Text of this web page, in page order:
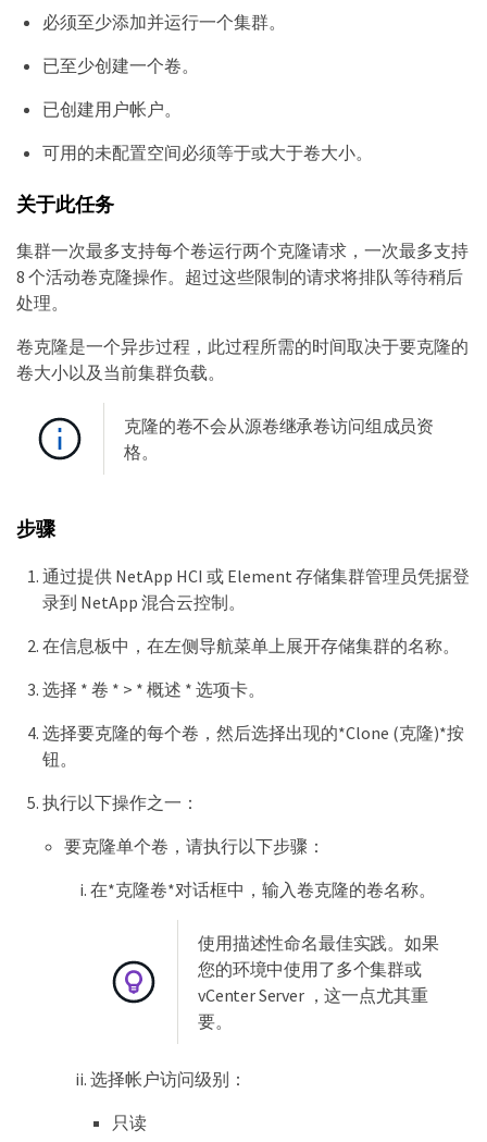
必须至少添加并运行一个集群。
已至少创建一个卷。
已创建用户帐户。
可用的未配置空间必须等于或大于卷大小。
关于此任务
集群一次最多支持每个卷运行两个克隆请求，一次最多支持
8 个活动卷克隆操作。超过这些限制的请求将排队等待稍后
处理。
卷克隆是一个异步过程，此过程所需的时间取决于要克隆的
卷大小以及当前集群负载。
克隆的卷不会从源卷继承卷访问组成员资
格。
步骤
通过提供 NetApp HCI 或 Element 存储集群管理员凭据登
录到 NetApp 混合云控制。
在信息板中，在左侧导航菜单上展开存储集群的名称。
选择 * 卷 * > * 概述 * 选项卡。
选择要克隆的每个卷，然后选择出现的*Clone (克隆)*按
钮。
执行以下操作之一：
要克隆单个卷，请执行以下步骤：
在*克隆卷*对话框中，输入卷克隆的卷名称。
使用描述性命名最佳实践。如果
您的环境中使用了多个集群或
vCenter Server ，这一点尤其重
要。
选择帐户访问级别：
只读